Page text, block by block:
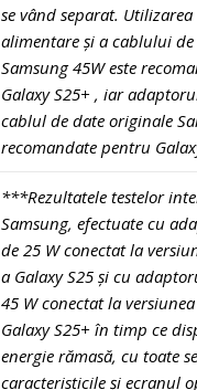
se vând separat.
alimentare și a cablului
Samsung 45W este
Galaxy S25+ , iar
cablul de date originale
recomandate pentru
***Rezultatele testelor
Samsung, efectuate cu
de 25 W conectat la
a Galaxy S25 și cu
45 W conectat la
Galaxy S25+ în timp ce
energie rămasă, cu toate
caracteristicile și ecranul